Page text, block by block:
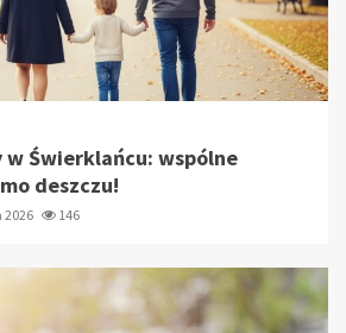
w Świerklańcu: wspólne
deszczu!
2026 146